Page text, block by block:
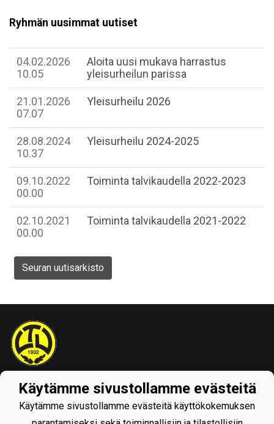
Ryhmän uusimmat uutiset
04.02.2026
10.05
Aloita uusi mukava harrastus
yleisurheilun parissa
21.01.2026
07.07
Yleisurheilu 2026
28.08.2024
10.37
Yleisurheilu 2024-2025
09.10.2022
00.00
Toiminta talvikaudella 2022-2023
02.10.2021
00.00
Toiminta talvikaudella 2021-2022
Seuran uutisarkisto
Tietosuojaseloste
Käytämme sivustollamme evästeitä
Käytämme sivustollamme evästeitä käyttökokemuksen